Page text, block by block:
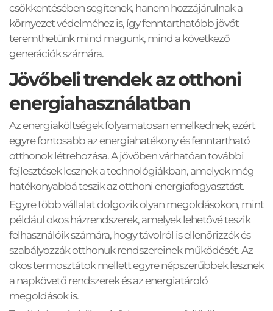
csökkentésében segítenek, hanem hozzájárulnak a
környezet védelméhez is, így fenntarthatóbb jövőt
teremthetünk mind magunk, mind a következő
generációk számára.
Jövőbeli trendek az otthoni
energiahasználatban
Az energiaköltségek folyamatosan emelkednek, ezért
egyre fontosabb az energiahatékony és fenntartható
otthonok létrehozása. A jövőben várhatóan további
fejlesztések lesznek a technológiákban, amelyek még
hatékonyabbá teszik az otthoni energiafogyasztást.
Egyre több vállalat dolgozik olyan megoldásokon, mint
például okos házrendszerek, amelyek lehetővé teszik
felhasználóik számára, hogy távolról is ellenőrizzék és
szabályozzák otthonuk rendszereinek működését. Az
okos termosztátok mellett egyre népszerűbbek lesznek
a napkövető rendszerek és az energiatároló
megoldások is.